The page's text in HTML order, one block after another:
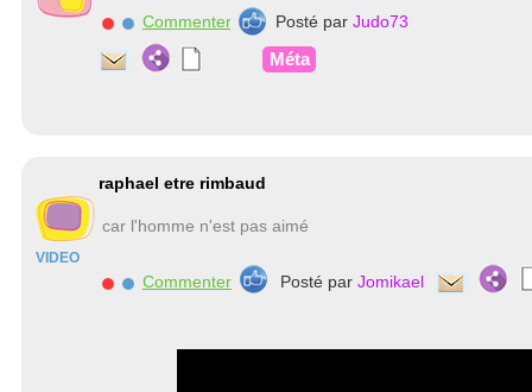
Commenter Posté par Judo73
Méta
VIDEO
raphael etre rimbaud
car l'homme n'est pas aimé
Commenter Posté par Jomikael